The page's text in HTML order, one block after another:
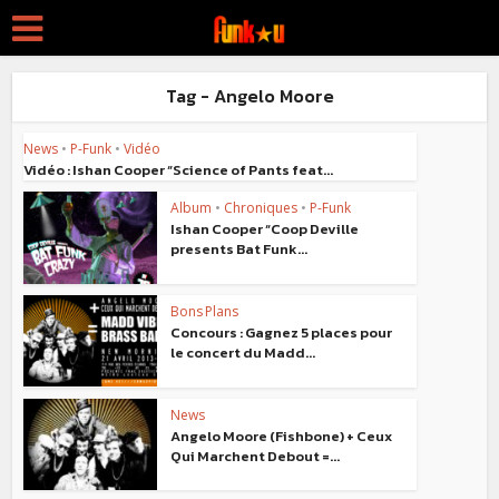
Tag - Angelo Moore
News • P-Funk • Vidéo
Vidéo : Ishan Cooper “Science of Pants feat...
Album • Chroniques • P-Funk
Ishan Cooper “Coop Deville
presents Bat Funk...
Bons Plans
Concours : Gagnez 5 places pour
le concert du Madd...
News
Angelo Moore (Fishbone) + Ceux
Qui Marchent Debout =...